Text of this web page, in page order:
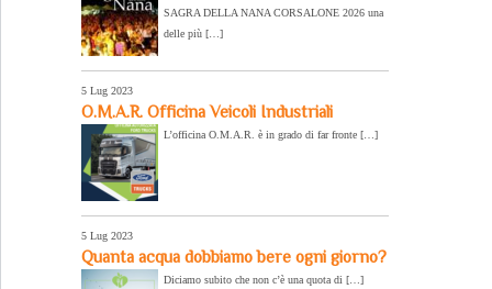
SAGRA DELLA NANA CORSALONE 2026 una
delle più […]
5 Lug 2023
O.M.A.R. Officina Veicoli Industriali
L’officina O.M.A.R. è in grado di far fronte […]
5 Lug 2023
Quanta acqua dobbiamo bere ogni giorno?
Diciamo subito che non c’è una quota di […]